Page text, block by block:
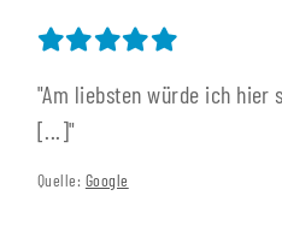
"Am liebsten würde ich hier
[...]"
Quelle: Google